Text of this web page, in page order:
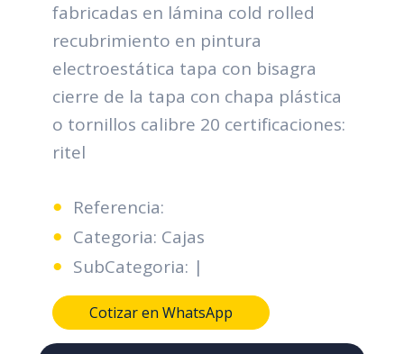
fabricadas en lámina cold rolled
recubrimiento en pintura
electroestática tapa con bisagra
cierre de la tapa con chapa plástica
o tornillos calibre 20 certificaciones:
ritel
Referencia:
Categoria: Cajas
SubCategoria: |
Cotizar en WhatsApp